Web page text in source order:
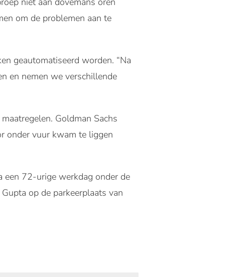
om de problemen aan te
geautomatiseerd worden. “Na
en nemen we verschillende
Goldman Sachs
onder vuur kwam te liggen
een 72-urige werkdag onder de
op de parkeerplaats van